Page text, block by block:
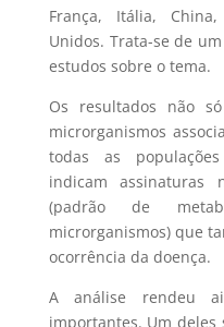
França, Itália,
Unidos. Trata-se de
estudos sobre o tema.
Os resultados não
microrganismos
todas as
indicam assinaturas
(padrão de
microrganismos) que
ocorrência da doença.
A análise rendeu
importantes. Um deles